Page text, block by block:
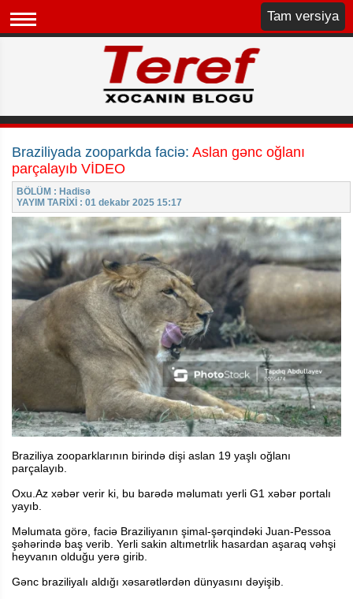
Tam versiya
Braziliyada zooparkda faciə: Aslan gənc oğlanı
parçalayıb VİDEO
BÖLÜM : Hadisə
YAYIM TARİXİ : 01 dekabr 2025 15:17
Braziliya zooparklarının birində dişi aslan 19 yaşlı oğlanı
parçalayıb.
Oxu.Az xəbər verir ki, bu barədə məlumatı yerli G1 xəbər portalı
yayıb.
Məlumata görə, faciə Braziliyanın şimal-şərqindəki Juan-Pessoa
şəhərində baş verib. Yerli sakin altımetrlik hasardan aşaraq vəhşi
heyvanın olduğu yerə girib.
Gənc braziliyalı aldığı xəsarətlərdən dünyasını dəyişib.